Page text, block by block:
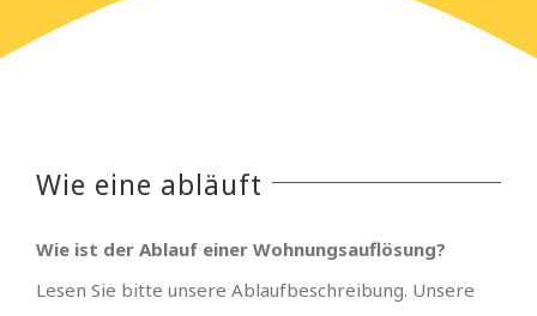
Wie eine abläuft
Wie ist der Ablauf einer Wohnungsauflösung?
Lesen Sie bitte unsere Ablaufbeschreibung. Unsere